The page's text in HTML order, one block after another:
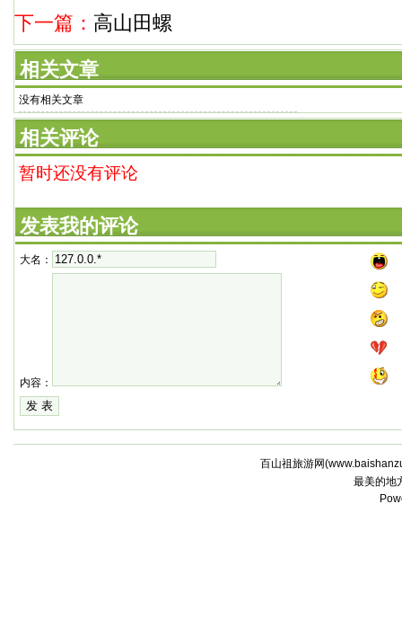
下一篇： 高山田螺
相关文章
没有相关文章
相关评论
暂时还没有评论
发表我的评论
大名：
内容：
百山祖旅游网(
最美的地